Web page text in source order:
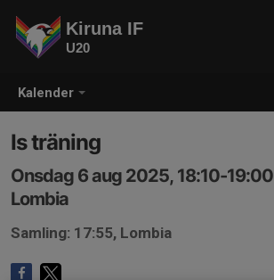
Kalender
Kiruna IF
U20
Is träning
Onsdag 6 aug 2025, 18:10-19:00
Lombia
Samling: 17:55, Lombia